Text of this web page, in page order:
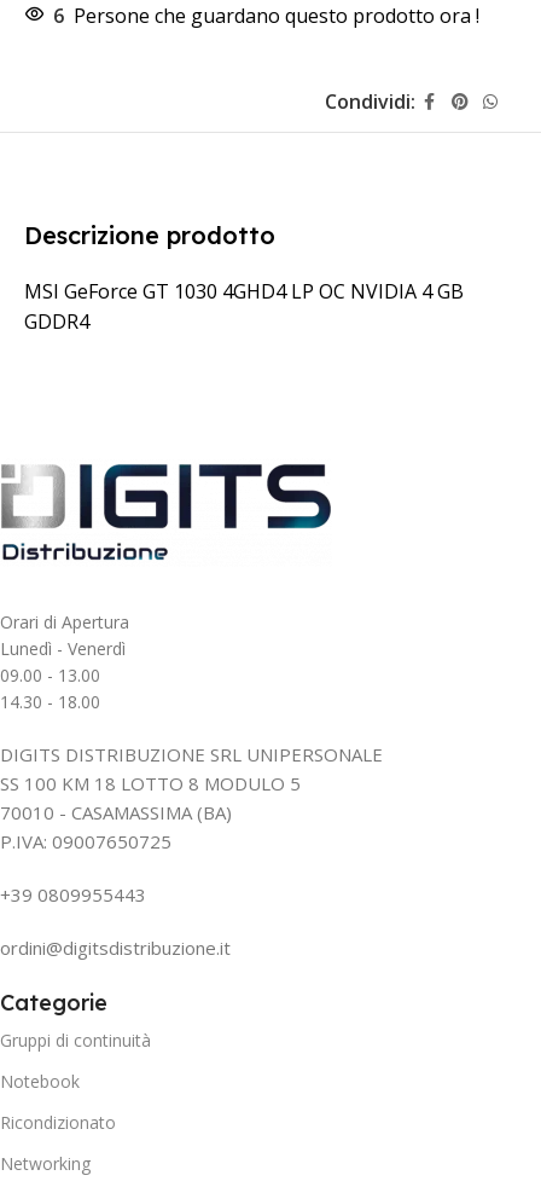
6 Persone che guardano questo prodotto ora !
Condividi:
Descrizione prodotto
MSI GeForce GT 1030 4GHD4 LP OC NVIDIA 4 GB
GDDR4
Orari di Apertura
Lunedì - Venerdì
09.00 - 13.00
14.30 - 18.00
DIGITS DISTRIBUZIONE SRL UNIPERSONALE
SS 100 KM 18 LOTTO 8 MODULO 5
70010 - CASAMASSIMA (BA)
P.IVA: 09007650725
+39 0809955443
ordini@digitsdistribuzione.it
Categorie
Gruppi di continuità
Notebook
Ricondizionato
Networking